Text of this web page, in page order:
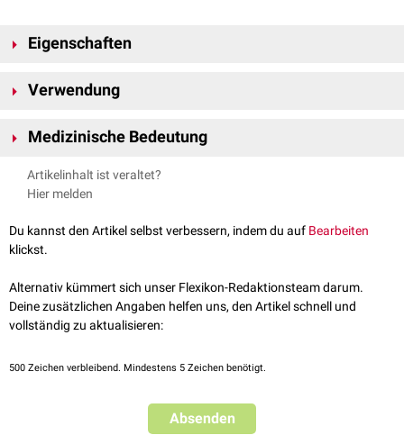
Eigenschaften
Silizium-Gruppe und ist ein Schwermetall. Zinn existiert in 3
Zimmertemperatur und besitzt eine stabile Form. Es ist metallisch,
silberweiß und tetragonal kristallisierend.
Verwendung
(Zinnlegierung) und in derMedizintechnik
Medizinische Bedeutung
Die genaue Bedeutung von Zinn als
noch nicht geklärt. Es gilt daher als
Artikelinhalt ist veraltet?
Hier melden
Du kannst den Artikel selbst verbessern, indem du auf Bearbeiten
klickst.
Alternativ kümmert sich unser Flexikon-Redaktionsteam darum.
Deine zusätzlichen Angaben helfen uns, den Artikel schnell und
vollständig zu aktualisieren:
500 Zeichen verbleibend. Mindestens 5 Zeichen benötigt.
Absenden